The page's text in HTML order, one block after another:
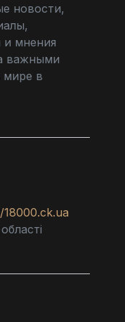
новости,
мнения
важными
мире в